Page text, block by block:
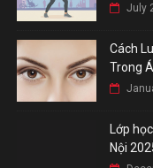
July
Cách
Trong
Lớp
Nội